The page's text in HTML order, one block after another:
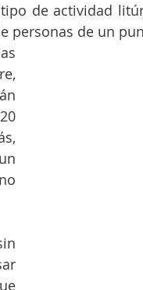
de actividad
personas de un